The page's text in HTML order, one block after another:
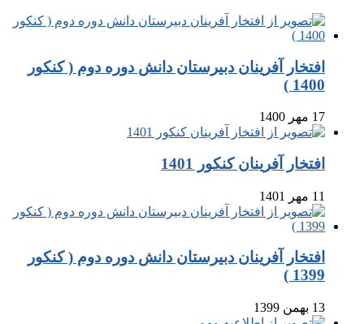
افتخار آفرینان دبیرستان دانش دوره دوم ( کنکور
1400 )
17 مهر 1400
افتخار آفرینان کنکور 1401
11 مهر 1401
افتخار آفرینان دبیرستان دانش دوره دوم ( کنکور
1399 )
13 بهمن 1399